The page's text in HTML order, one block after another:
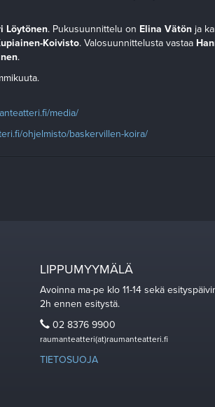
Löytönen. Pukusuunnittelu on Elina Vätön ja
Koivisto. Valosuunnittelusta vastaa
.
media/
ohjelmisto/baskervillen-koira/
LIPPUMYYMÄLÄ
Avoinna ma-pe klo 11-14 sekä
2h ennen esitystä.
02 8376 9900
raumanteatteri(at)raumanteatteri.fi
TIETOSUOJA